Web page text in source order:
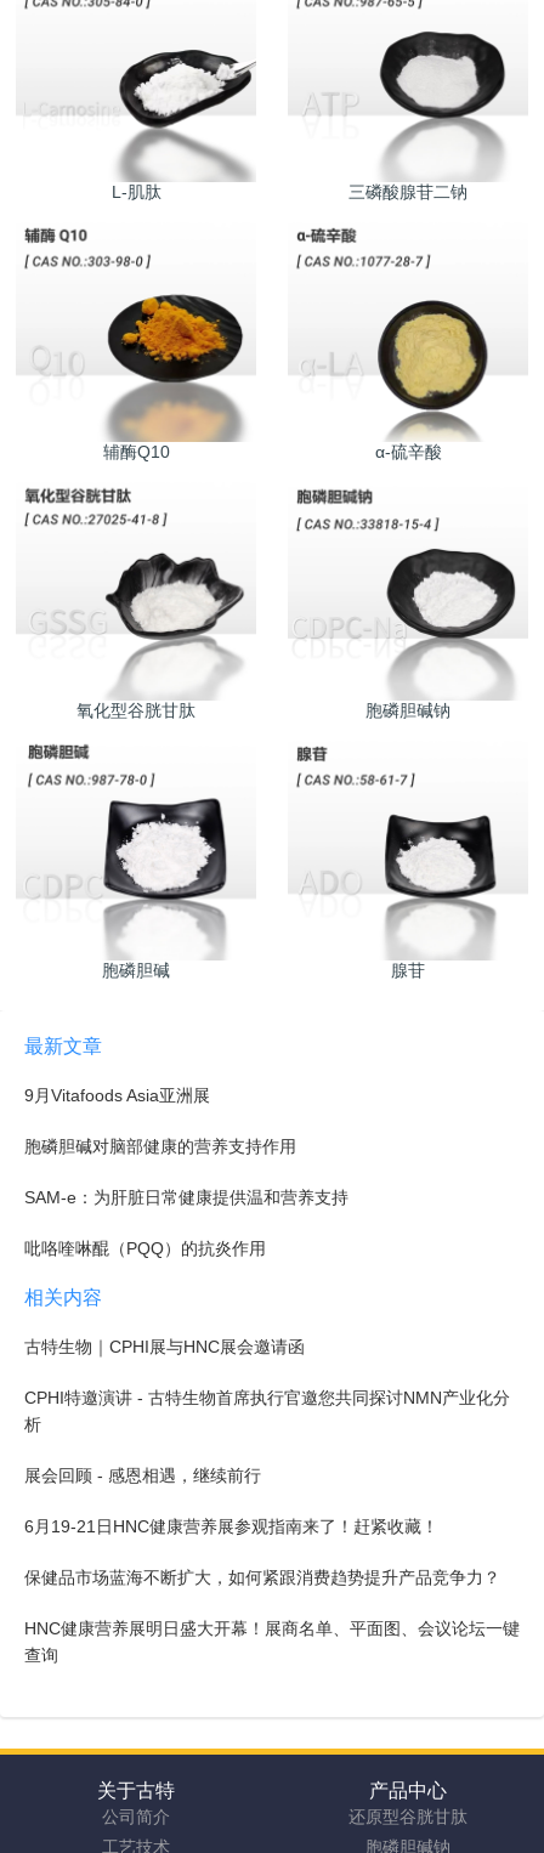
L-肌肽 三磷酸腺苷二钠
辅酶Q10 α-硫辛酸
氧化型谷胱甘肽 胞磷胆碱钠
胞磷胆碱 腺苷
最新文章
9月Vitafoods Asia亚洲展
胞磷胆碱对脑部健康的营养支持作用
SAM-e：为肝脏日常健康提供温和营养支持
吡咯喹啉醌（PQQ）的抗炎作用
相关内容
古特生物｜CPHI展与HNC展会邀请函
CPHI特邀演讲 - 古特生物首席执行官邀您共同探讨NMN产业化分
析
展会回顾 - 感恩相遇，继续前行
6月19-21日HNC健康营养展参观指南来了！赶紧收藏！
保健品市场蓝海不断扩大，如何紧跟消费趋势提升产品竞争力？
HNC健康营养展明日盛大开幕！展商名单、平面图、会议论坛一键
查询
关于古特
公司简介
工艺技术
产品中心
还原型谷胱甘肽
胞磷胆碱钠